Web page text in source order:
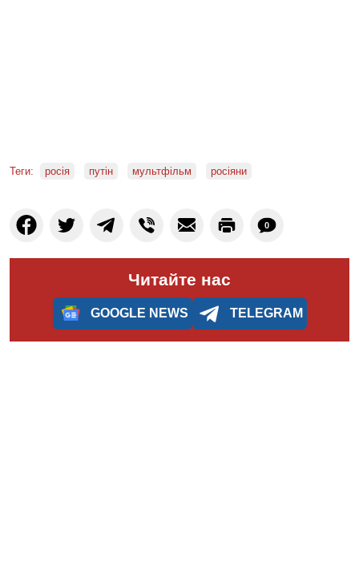
Теги: росія путін мультфільм росіяни
0
Читайте нас
GOOGLE NEWS TELEGRAM